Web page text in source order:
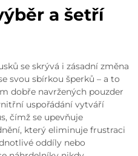
a šetří
se skrývá i zásadní změna
svou sbírkou šperků – a to
dobře navržených pouzder
uspořádání vytváří
čímž se upevňuje
který eliminuje frustraci
oddíly nebo